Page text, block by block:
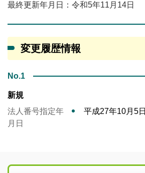
最終更新年月日：令和5年11月14日
変更履歴情報
No.1
新規
法人番号指定年
月日
平成27年10月5日